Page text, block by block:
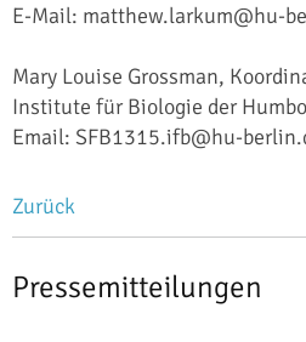
E-Mail: matthew.larkum@hu-
Mary Louise Grossman,
Institute für Biologie der
Email: SFB1315.ifb@hu-
Zurück
Pressemitteilungen